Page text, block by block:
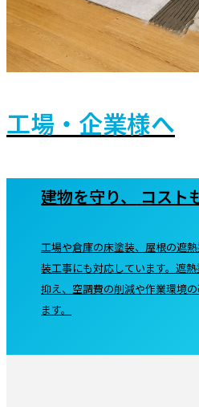
工場・企業様へ
建物を守り、 コスト
工場や倉庫の床塗装、屋根の遮
装工事にも対応しています。遮
抑え、空調費の削減や作業環境
ます。